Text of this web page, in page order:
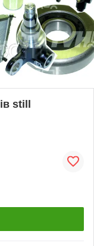
still